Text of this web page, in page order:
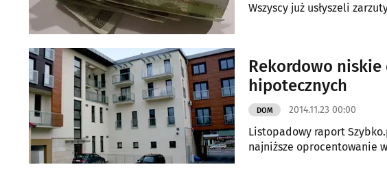
Wszyscy już usłyszeli
Rekordowo
hipotecznych
DOM 2014.11.23 00:00
Listopadowy raport
najniższe oprocentowanie